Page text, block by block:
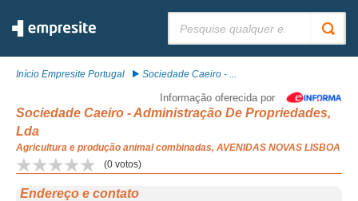
Início Empresite Portugal Sociedade Caeiro - ...
Informação oferecida por
Sociedade Caeiro - Administração De Propriedades,
Lda
Agricultura e produção animal combinadas, AVENIDAS NOVAS LISBOA
(0 votos)
Endereço e contato